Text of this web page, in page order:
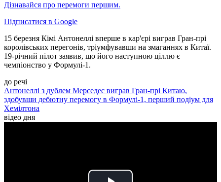
Дізнавайся про перемоги першим.
Підписатися в Google
15 березня Кімі Антонеллі вперше в кар'єрі виграв Гран-прі
королівських перегонів, тріумфувавши на змаганнях в Китаї.
19-річний пілот заявив, що його наступною ціллю є
чемпіонство у Формулі-1.
до речі
Антонеллі з дублем Мерседес виграв Гран-прі Китаю,
здобувши дебютну перемогу в Формулі-1, перший подіум для
Хемілтона
відео дня